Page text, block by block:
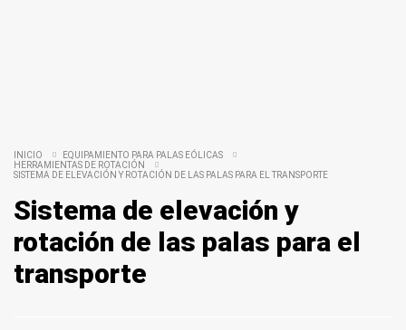
INICIO
EQUIPAMIENTO PARA PALAS EÓLICAS
HERRAMIENTAS DE ROTACIÓN
SISTEMA DE ELEVACIÓN Y ROTACIÓN DE LAS PALAS PARA EL TRANSPORTE
Sistema de elevación y
rotación de las palas para el
transporte